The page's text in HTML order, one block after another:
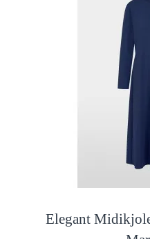
Elegant